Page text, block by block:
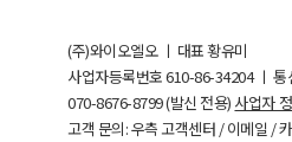
(주)와이오엘오 ㅣ 대표 황유미
사업자등록번호610-86-34204ㅣ 통
070-8676-8799 (발신 전용) 사업자
고객 문의: 우측 고객센터 / 이메일 /